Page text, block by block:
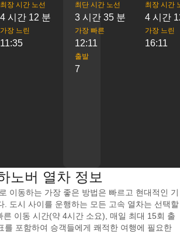
최장 시간 노선
4 시간 12 분
가장 느린
11:35
최단 시간 노선
3 시간 35 분
최장 시간
4 시간
가장 빠른
12:11
가장 느린
16:11
출발
7
노버 열차 정보
이동하는 가장 좋은 방법은 빠르고 현대적인 기
. 도시 사이를 운행하는 모든 고속 열차는 선택할
른 이동 시간(약 4시간 소요), 매일 최대 15회 출
를 포함하여 승객들에게 쾌적한 여행에 필요한